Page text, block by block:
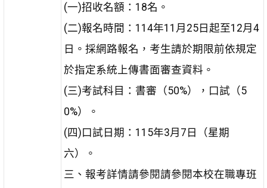
(一)招收名額：18名。
(二)報名時間：114年11月25日起至12月4
日。採網路報名，考生請於期限前依規定
於指定系統上傳書面審查資料。
(三)考試科目：書審（50%），口試（5
0%）。
(四)口試日期：115年3月7日（星期
六）。
三、報考詳情請參閱請參閱本校在職專班